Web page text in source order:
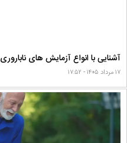
آشنایی با انواع آزمایش های ناباروری
۱۷ مرداد ۱۴۰۵ - ۱۷:۵۲